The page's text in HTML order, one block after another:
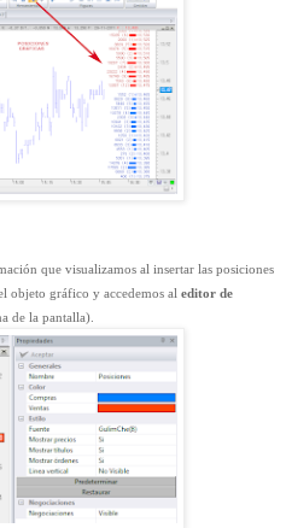
que visualizamos al insertar las posiciones
objeto gráfico y accedemos al editor de
de la pantalla).